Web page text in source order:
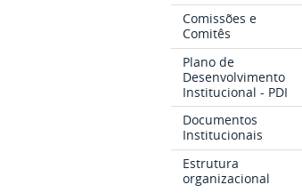
Comissões e
Comitês
Plano de
Desenvolvimento
Institucional - PDI
Documentos
Institucionais
Estrutura
organizacional